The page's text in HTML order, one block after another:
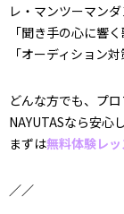
レ・マンツーマン
「聞き手の心に響
「オーディション
どんな方でも、プ
NAYUTASなら安心
まずは無料体験レッ
／／